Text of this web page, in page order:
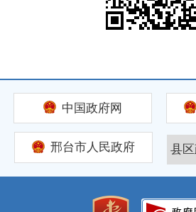
中国政府网
邢台市人民政府